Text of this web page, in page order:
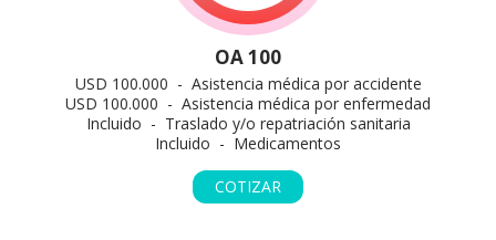
OA 100
USD 100.000 - Asistencia médica por accidente
USD 100.000 - Asistencia médica por enfermedad
Incluido - Traslado y/o repatriación sanitaria
Incluido - Medicamentos
COTIZAR